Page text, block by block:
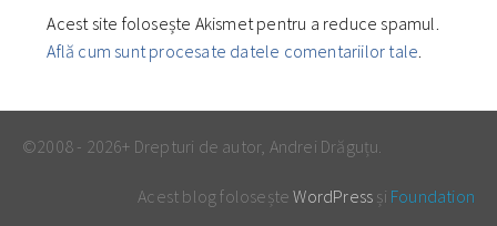
Acest site folosește Akismet pentru a reduce spamul.
Află cum sunt procesate datele comentariilor tale.
©2008 - 2026+ Drepturi de autor, Andrei Drăguțu.
Acest blog foloseșteWordPress și Foundation